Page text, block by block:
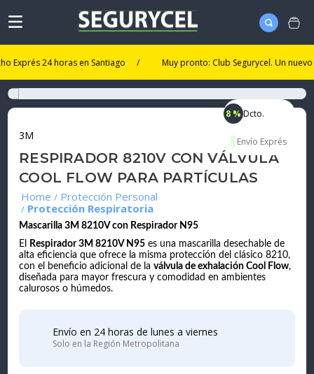
24 horas en Santiago / Muy pronto: Club Segurycel. Un nuevo nivel
8 % Dcto.
3M
RESPIRADOR 8210V CON VÁLVULA
COOL FLOW PARA PARTÍCULAS
Protección Personal
Protección Respiratoria
Mascarilla 3M 8210V con Respirador N95
El
Respirador 3M 8210V N95 es una mascarilla desechable de
alta eficiencia que ofrece la misma protección del clásico 8210,
con el beneficio adicional de laválvula de exhalación Cool Flow,
diseñada para mayor frescura y comodidad en ambientes
calurosos o húmedos.
Envío en 24 horas de lunes a viernes
Solo en la Región Metropolitana